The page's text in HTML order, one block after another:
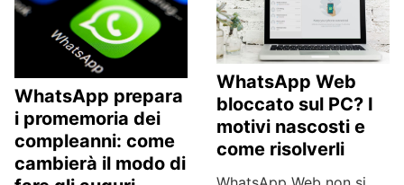
WhatsApp prepara
i promemoria dei
compleanni: come
cambierà il modo di
WhatsApp Web
bloccato sul PC? I
motivi nascosti e
come risolverli